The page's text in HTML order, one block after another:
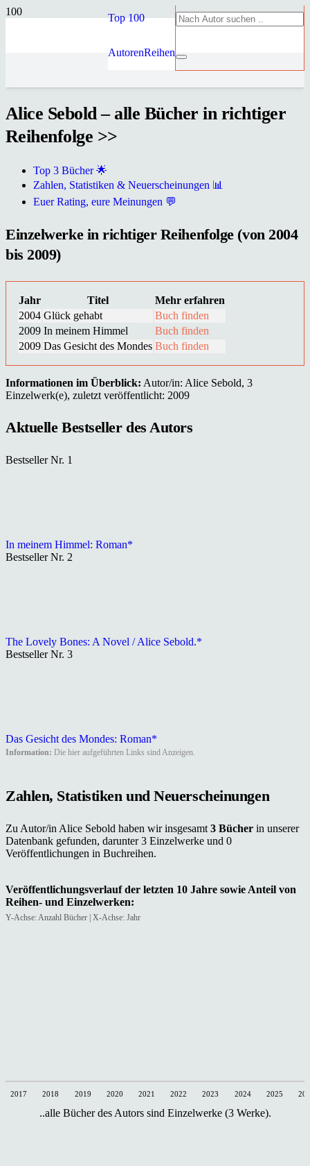
Top 100
AutorenReihen
Alice Sebold – alle Bücher in richtiger
Reihenfolge >>
Top 3 Bücher 🌟
Zahlen, Statistiken & Neuerscheinungen 📊
Euer Rating, eure Meinungen 💬
Einzelwerke in richtiger Reihenfolge (von 2004
bis 2009)
Jahr Titel
Mehr erfahren
2004 Glück gehabt
Buch finden
2009 In meinem Himmel
Buch finden
2009 Das Gesicht des Mondes Buch finden
Informationen im Überblick: Autor/in: Alice Sebold, 3
Einzelwerk(e), zuletzt veröffentlicht: 2009
Aktuelle Bestseller des Autors
Bestseller Nr. 1
In meinem Himmel: Roman*
Bestseller Nr. 2
The Lovely Bones: A Novel / Alice Sebold.*
Bestseller Nr. 3
Das Gesicht des Mondes: Roman*
Information: Die hier aufgeführten Links sind Anzeigen.
Zahlen, Statistiken und Neuerscheinungen
Zu Autor/in Alice Sebold haben wir insgesamt3 Bücher in unserer
Datenbank gefunden, darunter 3 Einzelwerke und 0
Veröffentlichungen in Buchreihen.
Veröffentlichungsverlauf der letzten 10 Jahre sowie Anteil von
Reihen- und Einzelwerken:
Y-Achse: Anzahl Bücher | X-Achse: Jahr
2017 2018 2019 2020 2021 2022 2023 2024 2025
..alle Bücher des Autors sind Einzelwerke (3 Werke).